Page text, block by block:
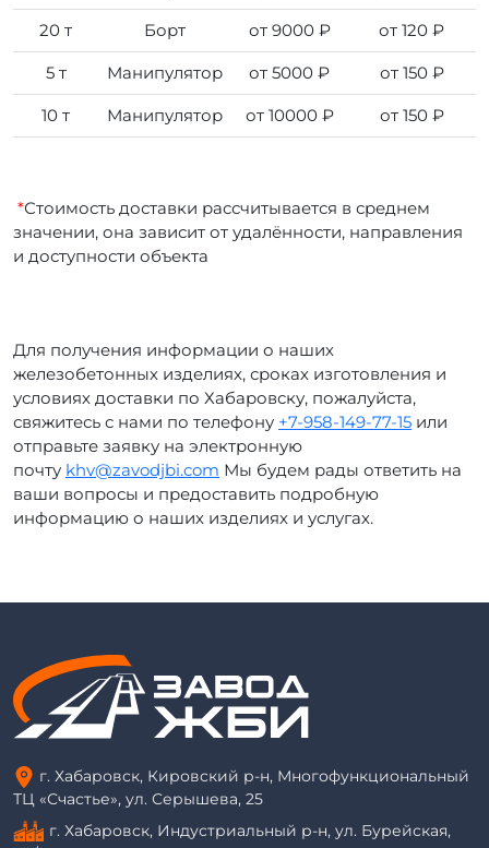
20 т Борт от 9000 ₽ от 120 ₽
5 т Манипулятор от 5000 ₽ от 150 ₽
10 т Манипулятор от 10000 ₽ от 150 ₽
*Стоимость доставки рассчитывается в среднем
значении, она зависит от удалённости, направления
и доступности объекта
Для получения информации о наших
железобетонных изделиях, сроках изготовления и
условиях доставки по Хабаровску, пожалуйста,
свяжитесь с нами по телефону +7-958-149-77-15 или
отправьте заявку на электронную
почту khv@zavodjbi.com Мы будем рады ответить на
ваши вопросы и предоставить подробную
информацию о наших изделиях и услугах.
г. Хабаровск, Кировский р-н, Многофункциональный
ТЦ «Счастье», ул. Серышева, 25
г. Хабаровск, Индустриальный р-н, ул. Бурейская,